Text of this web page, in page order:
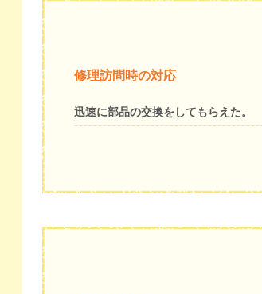
修理訪問時の対応
迅速に部品の交換をしてもらえた。